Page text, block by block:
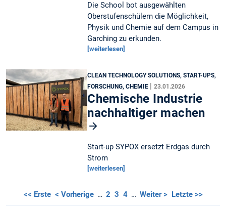
Die School bot ausgewählten
Oberstufenschülern die Möglichkeit,
Physik und Chemie auf dem Campus in
Garching zu erkunden.
[weiterlesen]
CLEAN TECHNOLOGY SOLUTIONS, START-UPS,
FORSCHUNG, CHEMIE |23.01.2026
Chemische Industrie
nachhaltiger machen
Start-up SYPOX ersetzt Erdgas durch
Strom
[weiterlesen]
<< Erste < Vorherige … 2 3 4 … Weiter > Letzte >>